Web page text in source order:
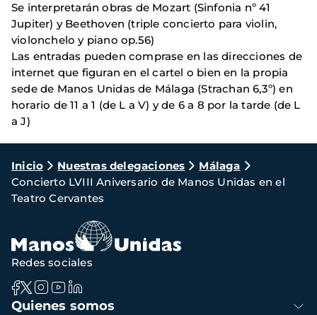
Se interpretarán obras de Mozart (Sinfonia nº 41
Jupiter) y Beethoven (triple concierto para violin,
violonchelo y piano op.56)
Las entradas pueden comprase en las direcciones de
internet que figuran en el cartel o bien en la propia
sede de Manos Unidas de Málaga (Strachan 6,3º) en
horario de 11 a 1 (de L a V) y de 6 a 8 por la tarde (de L
a J)
Ruta
de
navegación
Inicio Nuestras delegaciones
Málaga
Concierto LVIII Aniversario de Manos Unidas en el
Teatro Cervantes
Navegación
Quienes somos
Redes sociales